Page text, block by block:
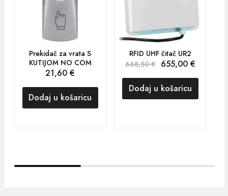
Prekidač za vrata S
KUTIJOM NO COM
21,60€
Dodaj u košaricu
RFID UHF čitač UR2
668,50€ 655,00 €
Dodaj u košaricu